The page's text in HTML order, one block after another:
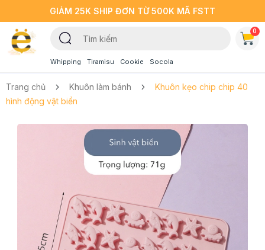
GIẢM 25K SHIP ĐƠN TỪ 500K MÃ FSTT
Whipping Tiramisu Cookie Socola
0
Trang chủ Khuôn làm bánh
Khuôn kẹo chip chip 40
hình động vật biển